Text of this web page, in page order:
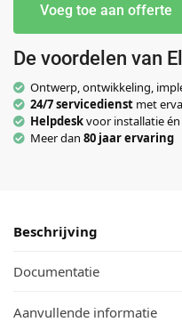
Voeg toe aan offerte
De voordelen van
Ontwerp, ontwikkeling,
24/7 servicedienst met
Helpdeskvoor installatie
Meer dan 80 jaar ervaring
Beschrijving
Documentatie
Aanvullende informatie